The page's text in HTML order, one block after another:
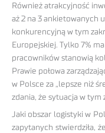
Również atrakcyjność
aż 2 na 3 ankietowanych
konkurencyjną w tym
Europejskiej. Tylko 7%
pracowników stanowią
Prawie połowa
w Polsce za „lepsze niż
zdania, że sytuacja w
Jaki obszar logistyki w
zapytanych stwierdziła,